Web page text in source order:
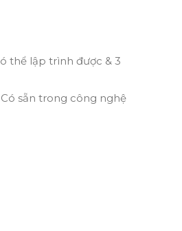
thể lập trình được & 3
sẵn trong công nghệ